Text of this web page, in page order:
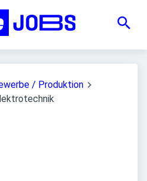
/ Produktion